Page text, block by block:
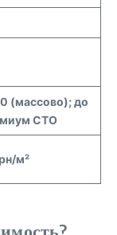
(массово); до
СТО
м²